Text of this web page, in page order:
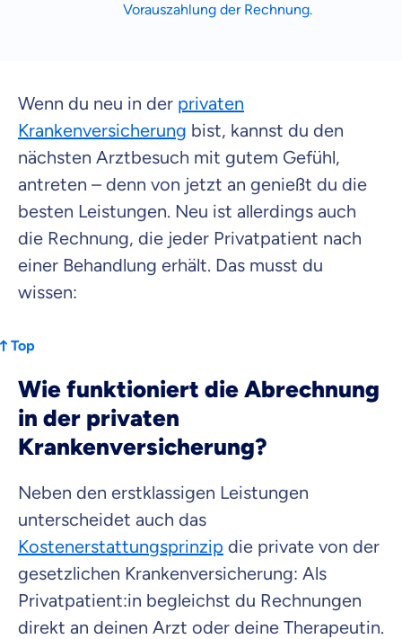
Vorauszahlung der Rechnung.
Wenn du neu in der privaten
Krankenversicherung bist, kannst du den
nächsten Arztbesuch mit gutem Gefühl,
antreten – denn von jetzt an genießt du die
besten Leistungen. Neu ist allerdings auch
die Rechnung, die jeder Privatpatient nach
einer Behandlung erhält. Das musst du
wissen:
Top
Wie funktioniert die Abrechnung
in der privaten
Krankenversicherung?
Neben den erstklassigen Leistungen
unterscheidet auch das
Kostenerstattungsprinzip die private von der
gesetzlichen Krankenversicherung: Als
Privatpatient:in begleichst du Rechnungen
direkt an deinen Arzt oder deine Therapeutin.